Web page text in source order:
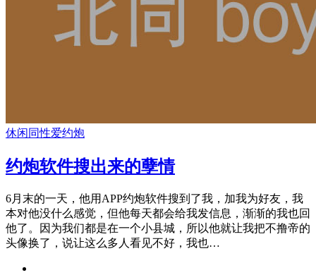
休闲 同性爱约炮
约炮软件搜出来的孽情
6月末的一天，他用APP约炮软件搜到了我，加我为好友，我
本对他没什么感觉，但他每天都会给我发信息，渐渐的我也回
他了。因为我们都是在一个小县城，所以他就让我把不撸帝的
头像换了，说让这么多人看见不好，我也…